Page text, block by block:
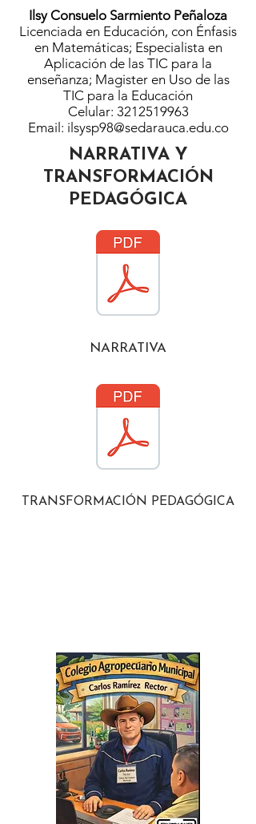
Ilsy Consuelo Sarmiento Peñaloza
Licenciada en Educación, con Énfasis
en Matemáticas; Especialista en
Aplicación de las TIC para la
enseñanza; Magister en Uso de las
TIC para la Educación
Celular: 3212519963
Email: ilsysp98@sedarauca.edu.co
NARRATIVA Y
TRANSFORMACIÓN
PEDAGÓGICA
NARRATIVA
TRANSFORMACIÓN PEDAGÓGICA